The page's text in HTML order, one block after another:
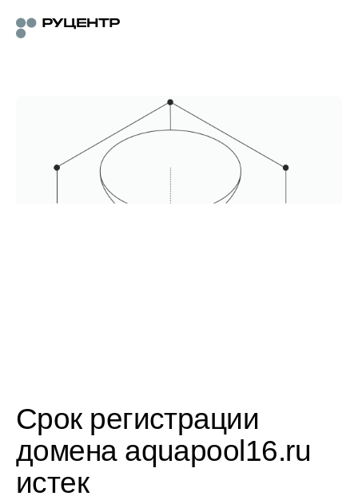
Срок регистрации
домена aquapool16.ru
истек